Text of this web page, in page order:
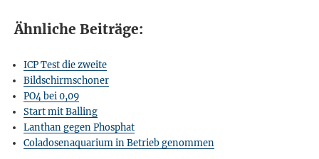
Ähnliche Beiträge:
ICP Test die zweite
Bildschirmschoner
PO4 bei 0,09
Start mit Balling
Lanthan gegen Phosphat
Coladosenaquarium in Betrieb genommen